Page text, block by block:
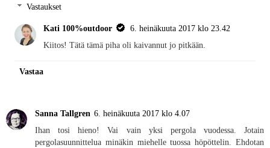
Vastaukset
Kati 100%outdoor
6. heinäkuuta 2017 klo 23.42
Kiitos! Tätä tämä piha oli kaivannut jo pitkään.
Vastaa
Sanna Tallgren 6. heinäkuuta 2017 klo 4.07
Ihan tosi hieno! Vai vain yksi pergola vuodessa. Jotain
pergolasuunnittelua minäkin miehelle tuossa höpöttelin. Ehdotan